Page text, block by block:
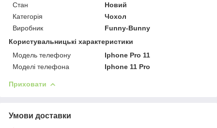
Стан
Новий
Категорія
Чохол
Виробник
Funny-Bunny
Користувальницькі характеристики
Модель телефону
Iphone Pro 11
Моделі телефона
Iphone 11 Pro
Приховати
Умови доставки